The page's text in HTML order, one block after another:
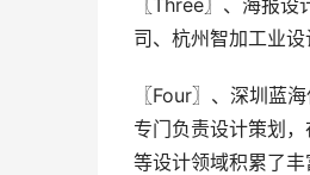
〖Three〗、海报
司、杭州智加工业
〖Four〗、深圳蓝
专门负责设计策划
等设计领域积累了